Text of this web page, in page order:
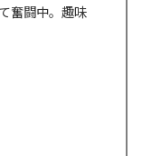
奮闘中。趣味